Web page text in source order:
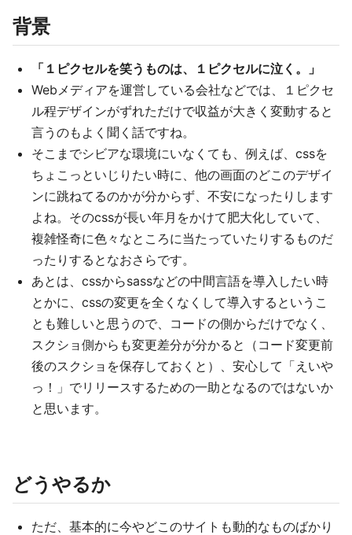
背景
「１ピクセルを笑うものは、１ピクセルに泣く。」
Webメディアを運営している会社などでは、１ピクセ
ル程デザインがずれただけで収益が大きく変動すると
言うのもよく聞く話ですね。
そこまでシビアな環境にいなくても、例えば、cssを
ちょこっといじりたい時に、他の画面のどこのデザイ
ンに跳ねてるのかが分からず、不安になったりします
よね。そのcssが長い年月をかけて肥大化していて、
複雑怪奇に色々なところに当たっていたりするものだ
ったりするとなおさらです。
あとは、cssからsassなどの中間言語を導入したい時
とかに、cssの変更を全くなくして導入するというこ
とも難しいと思うので、コードの側からだけでなく、
スクショ側からも変更差分が分かると（コード変更前
後のスクショを保存しておくと）、安心して「えいや
っ！」でリリースするための一助となるのではないか
と思います。
どうやるか
ただ、基本的に今やどこのサイトも動的なものばかり